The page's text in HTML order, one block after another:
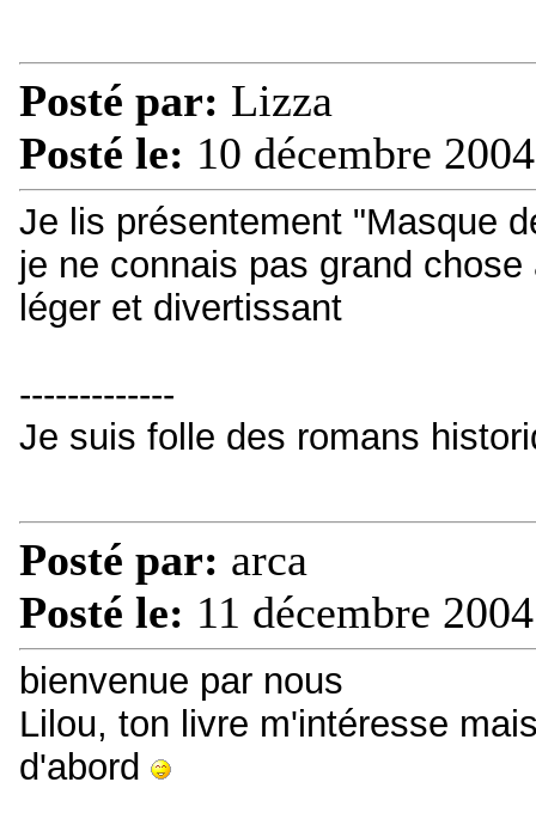
Posté par: Lizza
Posté le: 10 décembre
Je lis présentement "Masque
je ne connais pas grand
léger et divertissant
-------------
Je suis folle des romans
Posté par: arca
Posté le: 11 décembre
bienvenue par nous
Lilou, ton livre m'intéresse
d'abord